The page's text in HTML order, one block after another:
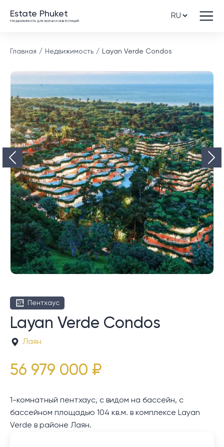
Estate Phuket
Недвижимость для жизни и инвестиций
Главная Недвижимость Layan Verde Condos
Пентхаус
Layan Verde Condos
Лаян
56 979 000 ₽
1-комнатный пентхаус, с видом на бассейн, с
бассейном площадью 104 кв.м. в комплексе Layan
Verde в районе Лаян.